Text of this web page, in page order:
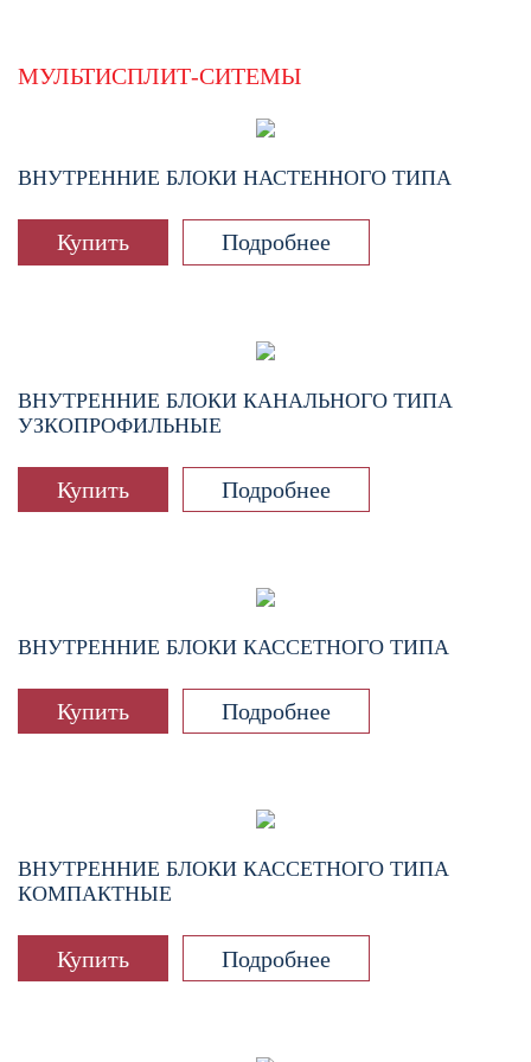
МУЛЬТИСПЛИТ-СИТЕМЫ
ВНУТРЕННИЕ БЛОКИ НАСТЕННОГО ТИПА
Купить Подробнее
ВНУТРЕННИЕ БЛОКИ КАНАЛЬНОГО ТИПА
УЗКОПРОФИЛЬНЫЕ
Купить Подробнее
ВНУТРЕННИЕ БЛОКИ КАССЕТНОГО ТИПА
Купить Подробнее
ВНУТРЕННИЕ БЛОКИ КАССЕТНОГО ТИПА
КОМПАКТНЫЕ
Купить Подробнее